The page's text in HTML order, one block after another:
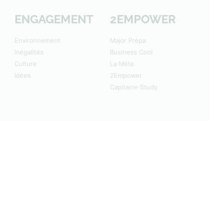
ENGAGEMENT
Environnement
Inégalités
Culture
Idées
2EMPOWER
Major Prépa
Business Cool
La Méta
2Empower
Capitaine Study